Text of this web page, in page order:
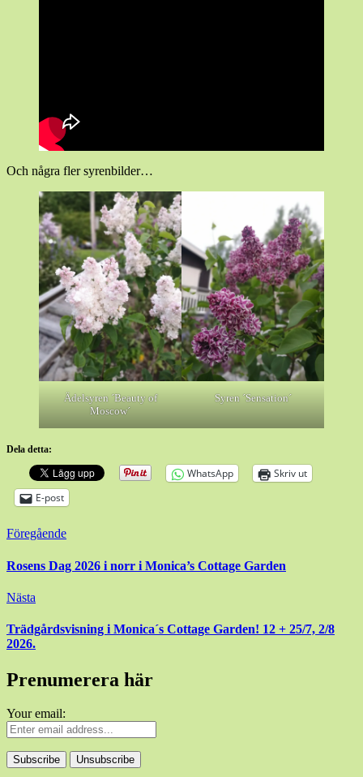
Och några fler syrenbilder…
Ädelsyren ´Beauty of
Moscow´
Syren ´Sensation´
Dela detta:
WhatsApp
Skriv ut
E-post
Inläggsnavigering
Föregående
Rosens Dag 2026 i norr i Monica’s Cottage Garden
Nästa
Trädgårdsvisning i Monica´s Cottage Garden! 12 + 25/7, 2/8
2026.
Prenumerera här
Your email: